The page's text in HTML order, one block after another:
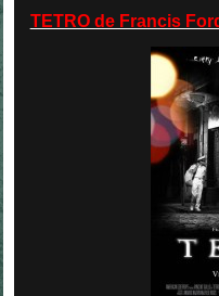
TETRO de Francis